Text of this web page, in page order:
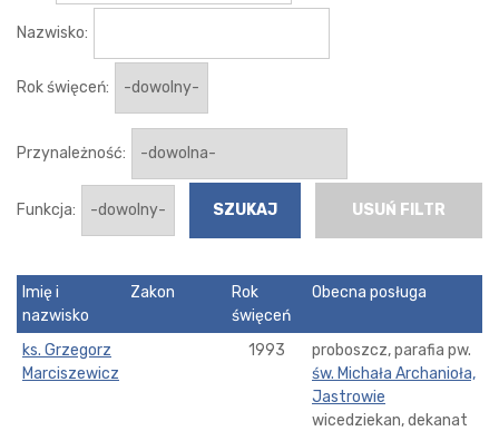
Nazwisko:
Rok święceń:
Przynależność:
Funkcja: USUŃ FILTR
Imię i
nazwisko
Zakon
Rok
święceń
Obecna posługa
ks. Grzegorz
Marciszewicz
1993
proboszcz, parafia pw.
św. Michała Archanioła,
Jastrowie
wicedziekan, dekanat